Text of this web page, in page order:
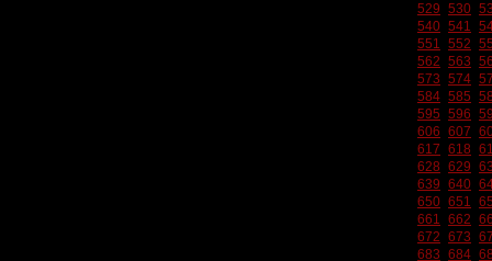
529 530
540 541
551 552
562 563
573 574
584 585
595 596
606 607
617 618
628 629
639 640
650 651
661 662
672 673
683 684